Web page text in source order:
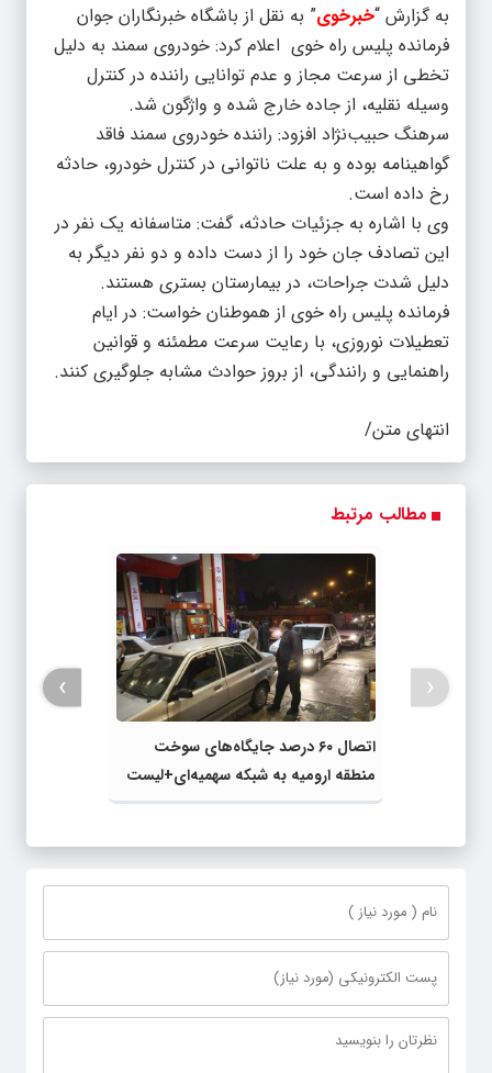
به گزارش “خبرخوی” به نقل از باشگاه خبرنگاران جوان
فرمانده پلیس راه خوی اعلام کرد: خودروی سمند به دلیل
تخطی از سرعت مجاز و عدم توانایی راننده در کنترل
وسیله نقلیه، از جاده خارج شده و واژگون شد.
سرهنگ حبیب‌نژاد افزود: راننده خودروی سمند فاقد
گواهینامه بوده و به علت ناتوانی در کنترل خودرو، حادثه
رخ داده است.
وی با اشاره به جزئیات حادثه، گفت: متاسفانه یک نفر در
این تصادف جان خود را از دست داده و دو نفر دیگر به
دلیل شدت جراحات، در بیمارستان بستری هستند.
فرمانده پلیس راه خوی از هموطنان خواست: در ایام
تعطیلات نوروزی، با رعایت سرعت مطمئنه و قوانین
راهنمایی و رانندگی، از بروز حوادث مشابه جلوگیری کنند.
انتهای متن/
مطالب مرتبط
اتصال ۶۰ درصد جایگاه‌های سوخت
منطقه ارومیه به شبکه سهمیه‌ای+لیست
‹
›